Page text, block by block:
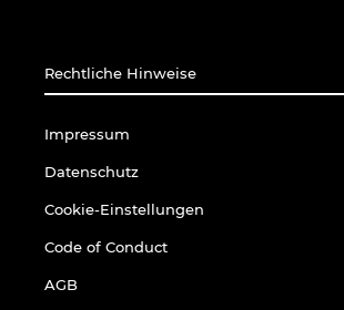
Rechtliche Hinweise
Impressum
Datenschutz
Cookie-Einstellungen
Code of Conduct
AGB